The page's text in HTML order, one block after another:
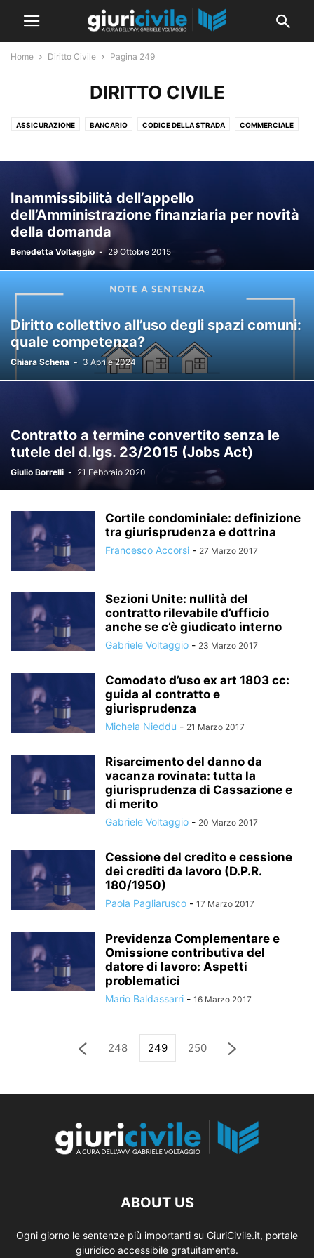
Home Diritto Civile Pagina 249
DIRITTO CIVILE
ASSICURAZIONE BANCARIO CODICE DELLA STRADA COMMERCIALE
GARANZIE GDPR E PRIVACY LAVORO OBBLIGAZIONI E CONTRATTI
RESPONSABILITÀ PROFESSIONALE RISARCIMENTO DEL DANNO
SOCIETARIO SUCCESSIONI TITOLI DI CREDITO TRIBUTARIO
Inammissibilità dell’appello
dell’Amministrazione finanziaria per novità
della domanda
Benedetta Voltaggio - 29 Ottobre 2015
Diritto collettivo all’uso degli spazi comuni:
quale competenza?
Chiara Schena - 3 Aprile 2024
Contratto a termine convertito senza le
tutele del d.lgs. 23/2015 (Jobs Act)
Giulio Borrelli - 21 Febbraio 2020
Cortile condominiale: definizione
tra giurisprudenza e dottrina
Francesco Accorsi - 27 Marzo 2017
Sezioni Unite: nullità del
contratto rilevabile d’ufficio
anche se c’è giudicato interno
Gabriele Voltaggio - 23 Marzo 2017
Comodato d’uso ex art 1803 cc:
guida al contratto e
giurisprudenza
Michela Nieddu - 21 Marzo 2017
Risarcimento del danno da
vacanza rovinata: tutta la
giurisprudenza di Cassazione e
di merito
Gabriele Voltaggio - 20 Marzo 2017
Cessione del credito e cessione
dei crediti da lavoro (D.P.R.
180/1950)
Paola Pagliarusco - 17 Marzo 2017
Previdenza Complementare e
Omissione contributiva del
datore di lavoro: Aspetti
problematici
Mario Baldassarri - 16 Marzo 2017
248 249 250
ABOUT US
Ogni giorno le sentenze più importanti su GiuriCivile.it, portale
giuridico accessibile gratuitamente.